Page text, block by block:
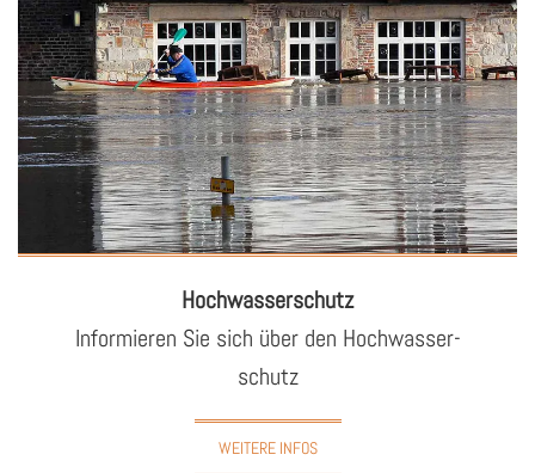
Hoch­was­ser­schutz
In­for­mie­ren Sie sich über den Hoch­was­ser­
schutz
WEITERE INFOS